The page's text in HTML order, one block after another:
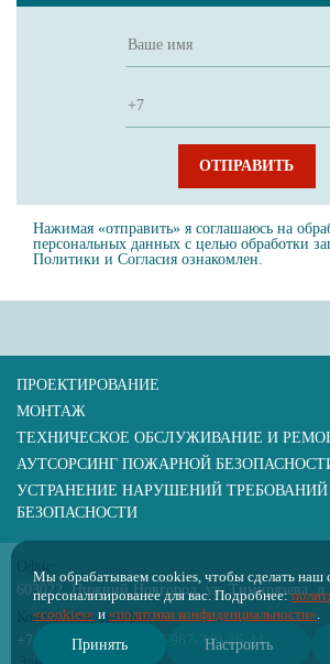
ОТПРАВИТЬ
Нажимая «отправить» я соглашаюсь на
персональных данных с целью обработки
Политики и Согласия ознакомлен.
603022, Нижний Новгород, ул. Тимирязева,
Контактные телефоны:
+7-831-424-02-04
+7-987-749-26-44
ПРОЕКТИРОВАНИЕ
МОНТАЖ
ТЕХНИЧЕСКОЕ ОБСЛУЖИВАНИЕ И
АУТСОРСИНГ ПОЖАРНОЙ
УСТРАНЕНИЕ НАРУШЕНИЙ
БЕЗОПАСНОСТИ
Мы обрабатываем cookies, чтобы сделать наш
персонализированее для вас. Подробнее:
«cookies» и «политики конфиденциальности».
Принять
Настроить